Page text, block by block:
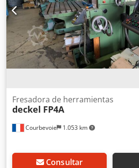
refrigeración * Lámpara de máquina
Courbevoie 1.053 km
Fresadora de herramientas
deckel FP4A
Consultar